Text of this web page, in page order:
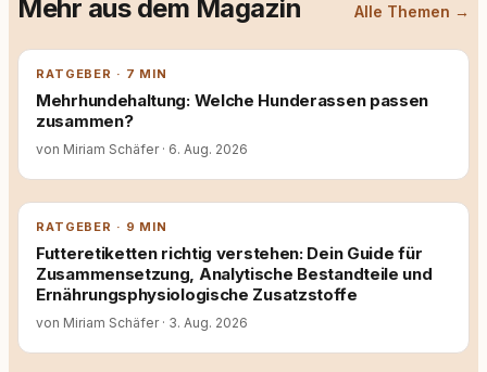
Mehr aus dem Magazin Alle Themen →
RATGEBER · 7 MIN
Mehrhundehaltung: Welche Hunderassen passen
zusammen?
von Miriam Schäfer · 6. Aug. 2026
RATGEBER · 9 MIN
Futteretiketten richtig verstehen: Dein Guide für
Zusammensetzung, Analytische Bestandteile und
Ernährungsphysiologische Zusatzstoffe
von Miriam Schäfer · 3. Aug. 2026